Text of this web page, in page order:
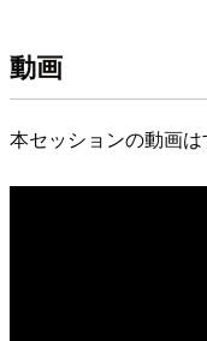
動画
本セッションの動画は